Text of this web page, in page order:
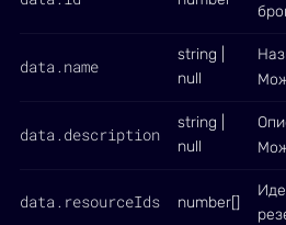
data.name
string |
null
data.description
string |
null
data.resourceIds number[]